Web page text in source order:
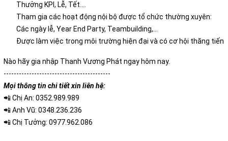
Thưởng KPI, Lễ, Tết....
Tham gia các hoạt động nội bộ được tổ chức thường xuyên:
Các ngày lễ, Year End Party, Teambuilding,…
Được làm việc trong môi trường hiện đại và có cơ hội thăng tiến
Nào hãy gia nhập Thanh Vương Phát ngay hôm nay.
------------------------------------------
Mọi thông tin chi tiết xin liên hệ:
📲 Chị An: 0352.989.989
📲 Anh Vũ: 0348.236.236
📲 Chị Tưởng: 0977.962.086